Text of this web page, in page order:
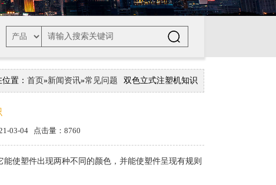
置： 首页»新闻资讯»常见问题 双色立式注塑机知识
03-04 点击量：8760
使塑件出现两种不同的颜色，并能使塑件呈现有规则